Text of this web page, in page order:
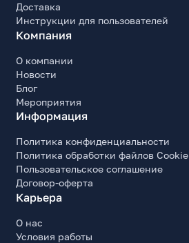
Доставка
Инструкции для пользователей
Компания
О компании
Новости
Блог
Мероприятия
Информация
Политика конфиденциальности
Политика обработки файлов Cookie
Пользовательское соглашение
Договор-оферта
Карьера
О нас
Условия работы